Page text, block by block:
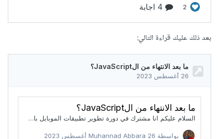
بعد ذلك عليك قراءة التالي: